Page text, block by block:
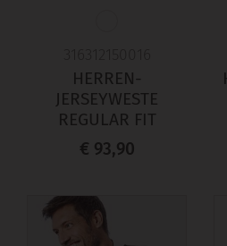
HERREN-
JERSEYWESTE
REGULAR FIT
€ 93,90